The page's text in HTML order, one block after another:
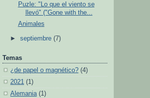
Puzle: "Lo que el viento se
llevó" ("Gone with the...
Animales
►septiembre(7)
Temas
¿de papel o magnético? (4)
2021 (1)
Alemania (1)